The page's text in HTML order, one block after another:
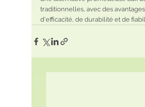
traditionnelles, avec des
d'efficacité, de durabilité et de